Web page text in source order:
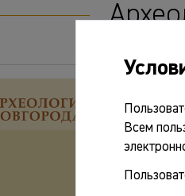
Всем